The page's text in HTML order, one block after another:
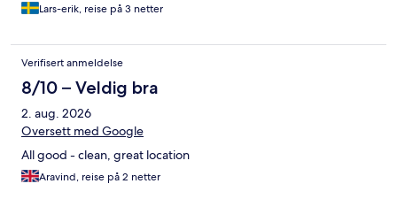
Lars-erik, reise på 3 netter
Verifisert anmeldelse
8/10 – Veldig bra
2. aug. 2026
Oversett med Google
All good - clean, great location
Aravind, reise på 2 netter